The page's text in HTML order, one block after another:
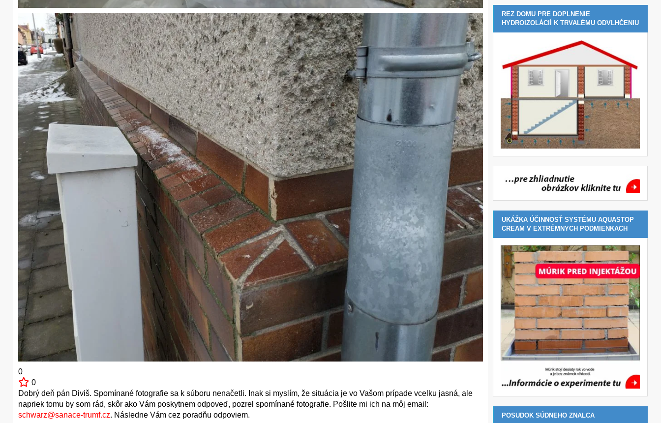
0
0
Dobrý deň pán Diviš. Spomínané fotografie sa k súboru nenačetli. Inak si myslím, že situácia je vo Vašom prípade vcelku jasná, ale
napriek tomu by som rád, skôr ako Vám poskytnem odpoveď, pozrel spomínané fotografie. Pošlite mi ich na môj email:
schwarz@sanace-trumf.cz. Následne Vám cez poradňu odpoviem.
REZ DOMU PRE DOPLNENIE
HYDROIZOLÁCIÍ K TRVALÉMU ODVLHČENIU
UKÁŽKA ÚČINNOSŤ SYSTÉMU AQUASTOP
CREAM V EXTRÉMNYCH PODMIENKACH
POSUDOK SÚDNEHO ZNALCA